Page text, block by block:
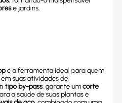
e jardins.
é a ferramenta ideal para quem
em suas atividades de
tipo by-pass, garante umcorte
a saúde de suas plantas e